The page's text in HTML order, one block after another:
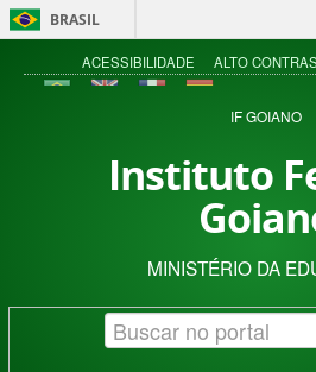
BRASIL
ACESSIBILIDADE ALTO
IF GOIANO
Instituto
MINISTÉRIO DA